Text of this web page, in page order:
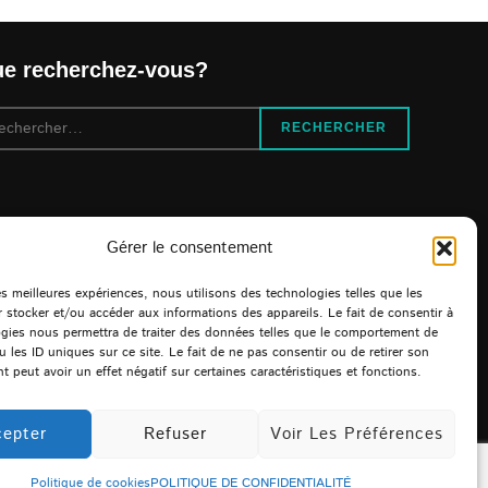
Gérer le consentement
meilleures expériences, nous utilisons des technologies telles que les
stocker et/ou accéder aux informations des appareils. Le fait de consentir à
nous permettra de traiter des données telles que le comportement de
les ID uniques sur ce site. Le fait de ne pas consentir ou de retirer son
peut avoir un effet négatif sur certaines caractéristiques et fonctions.
Refuser Voir Les Préférences
Politique de cookiesPOLITIQUE DE CONFIDENTIALITÉ
recherchez-vous?
:
RECHERCHER